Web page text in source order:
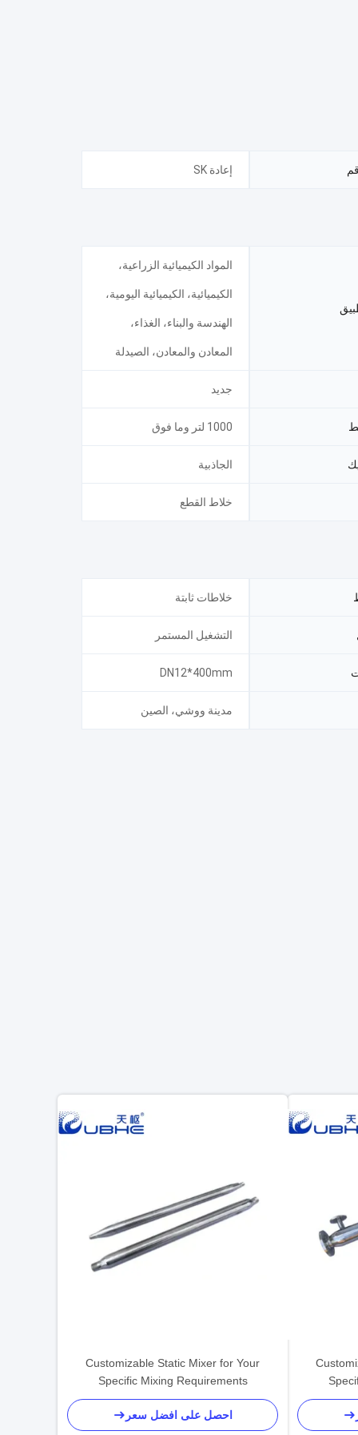
إعادة SK
المواد الكيميائية الزراعية،
الكيميائية، الكيميائية اليومية،
الهندسة والبناء، الغذاء،
المعادن والمعادن، الصيدلة
جديد
1000 لتر وما فوق
الجاذبية
خلاط القطع
خلاطات ثابتة
التشغيل المستمر
DN12*400mm
مدينة ووشي، الصين
Customizable Static Mixer for Your
Specific Mixing Requirements
احصل على افضل سعر